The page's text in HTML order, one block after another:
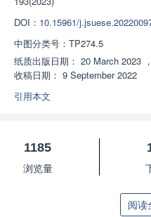
DOI： 10.15961/
中图分类号： TP274.5
纸质出版日期： 20 March 2023 ，
收稿日期： 9 September 2022
引用本文
1185
浏览量
阅读